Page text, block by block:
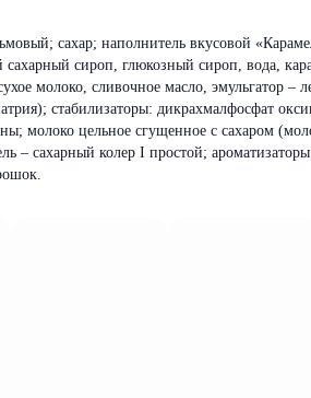
сахар; наполнитель вкусовой
сироп, глюкозный сироп, вода,
молоко, сливочное масло, эмульгатор –
стабилизаторы: дикрахмалфосфат
молоко цельное сгущенное с сахаром
– сахарный колер I простой;